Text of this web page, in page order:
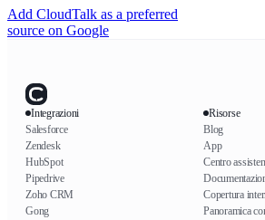
Add CloudTalk as a preferred
source on Google
Integrazioni
Salesforce
Zendesk
HubSpot
Pipedrive
Zoho CRM
Gong
Risorse
Blog
App
Centro
Copertura
Panoramica